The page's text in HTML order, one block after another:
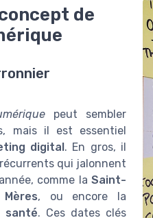
de
peut sembler
mais il est essentiel
digital. En gros, il
qui jalonnent
comme laSaint-
, ou encore la
santé. Ces dates clés